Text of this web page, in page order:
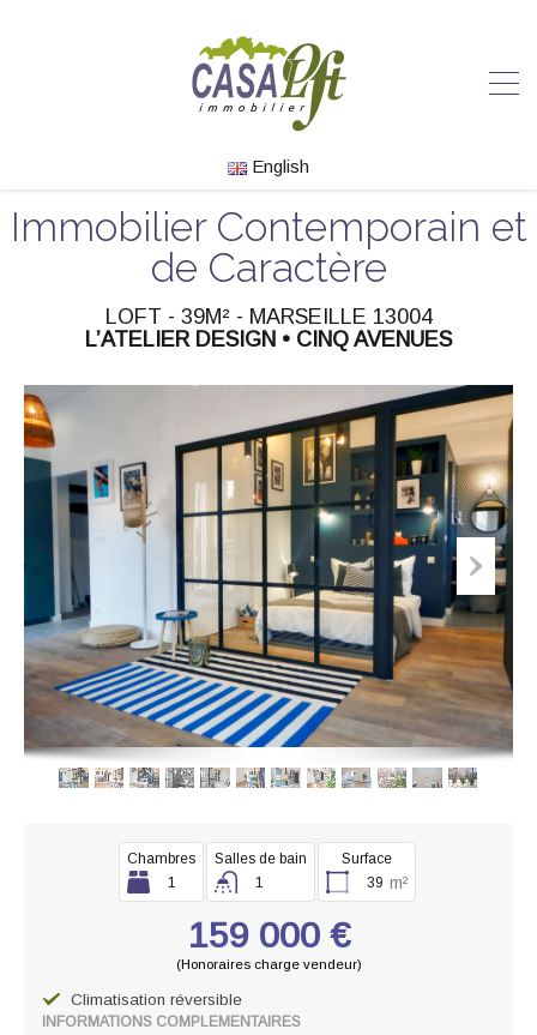
English
Immobilier Contemporain et
de Caractère
LOFT - 39M² - MARSEILLE 13004
L’ATELIER DESIGN • CINQ AVENUES
Chambres
1
Salles de bain
1
Surface
39 m²
159 000 €
(Honoraires charge vendeur)
Climatisation réversible
INFORMATIONS COMPLEMENTAIRES